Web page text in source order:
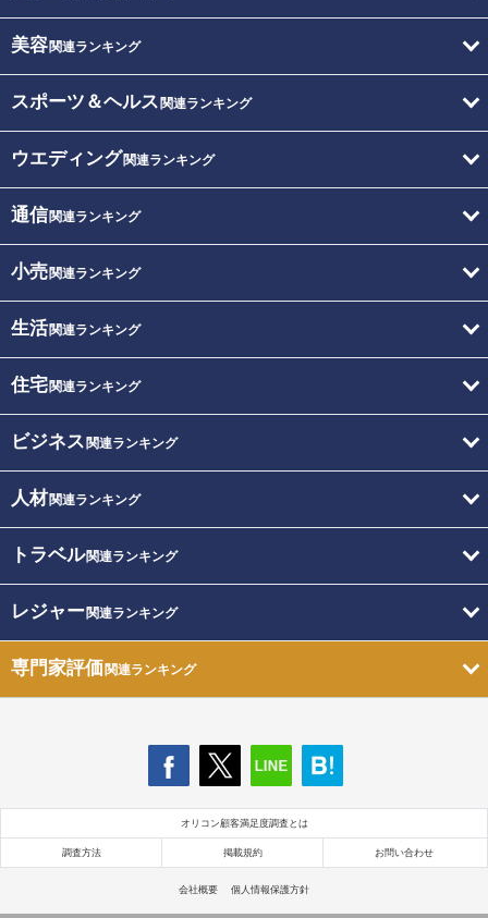
美容関連ランキング
スポーツ＆ヘルス 関連ランキング
ウエディング関連ランキング
通信関連ランキング
小売関連ランキング
生活関連ランキング
住宅関連ランキング
ビジネス 関連ランキング
人材関連ランキング
トラベル関連ランキング
レジャー関連ランキング
専門家評価関連ランキング
オリコン顧客満足度調査とは
調査方法 掲載規約 お問い合わせ
会社概要 個人情報保護方針